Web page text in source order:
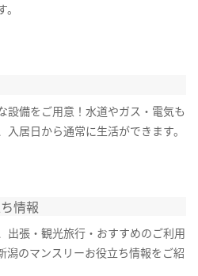
設備をご用意！水道やガス・電気も
入居日から通常に生活ができます。
情報
出張・観光旅行・おすすめのご利用
潟のマンスリーお役立ち情報をご紹